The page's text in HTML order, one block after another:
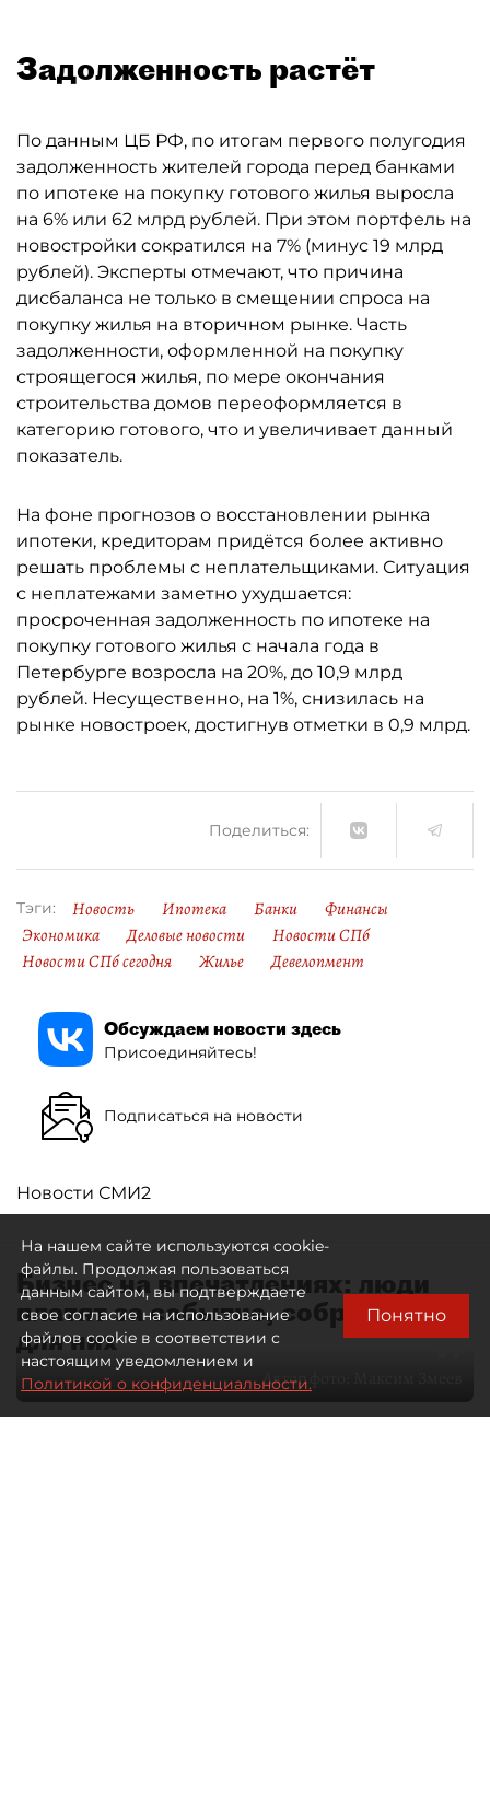
Задолженность растёт
По данным ЦБ РФ, по итогам первого полугодия
задолженность жителей города перед банками
по ипотеке на покупку готового жилья выросла
на 6% или 62 млрд рублей. При этом портфель на
новостройки сократился на 7% (минус 19 млрд
рублей). Эксперты отмечают, что причина
дисбаланса не только в смещении спроса на
покупку жилья на вторичном рынке. Часть
задолженности, оформленной на покупку
строящегося жилья, по мере окончания
строительства домов переоформляется в
категорию готового, что и увеличивает данный
показатель.
На фоне прогнозов о восстановлении рынка
ипотеки, кредиторам придётся более активно
решать проблемы с неплательщиками. Ситуация
с неплатежами заметно ухудшается:
просроченная задолженность по ипотеке на
покупку готового жилья с начала года в
Петербурге возросла на 20%, до 10,9 млрд
рублей. Несущественно, на 1%, снизилась на
рынке новостроек, достигнув отметки в 0,9 млрд.
Поделиться:
Тэги: Новость Ипотека Банки
Финансы
Экономика
Деловые новости
Новости СПб
Новости СПб сегодня
Жилье Девелопмент
Обсуждаем новости здесь
Присоединяйтесь!
Подписаться на новости
Новости СМИ2
Бизнес на впечатлениях: люди
платят за событие, собранное
для них
Автор фото:
На нашем сайте используются cookie-
файлы. Продолжая пользоваться
данным сайтом, вы подтверждаете
свое согласие на использование
файлов cookie в соответствии с
настоящим уведомлением и
Политикой о конфиденциальности.
Понятно